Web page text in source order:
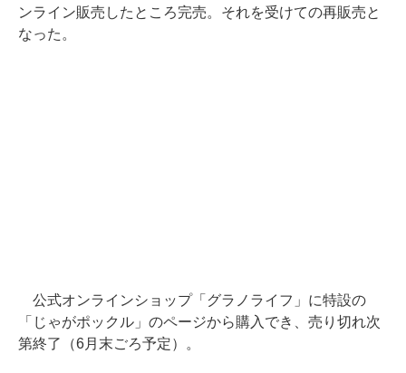
ンライン販売したところ完売。それを受けての再販売と
なった。
公式オンラインショップ「グラノライフ」に特設の
「じゃがポックル」のページから購入でき、売り切れ次
第終了（6月末ごろ予定）。